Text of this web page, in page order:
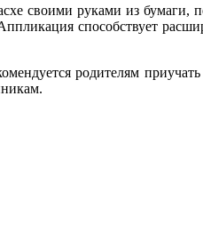
своими руками из бумаги,
способствует
родителям